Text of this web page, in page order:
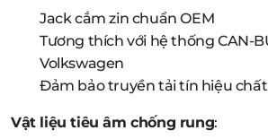
Jack cắm zin chuẩn OEM
Tương thích với hệ thống CAN-
Volkswagen
Đảm bảo truyền tải tín hiệu
Vật liệu tiêu âm chống rung: